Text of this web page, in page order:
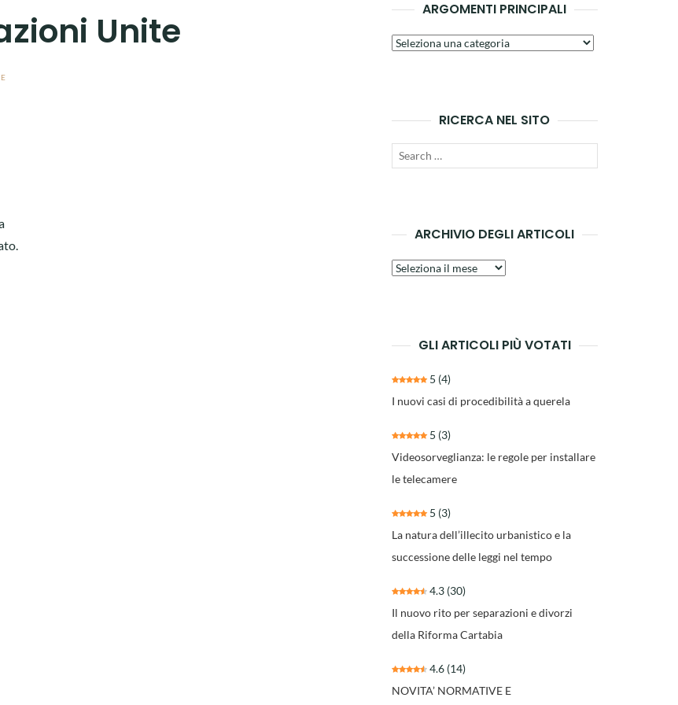
Unite ARGOMENTI PRINCIPALI
Argomenti
RICERCA NEL SITO
Search
ARCHIVIO DEGLI ARTICOLI
Archivio
GLI ARTICOLI PIÙ VOTATI
5 (4)
I nuovi casi di procedibilità a querela
5 (3)
Videosorveglianza: le regole per installare
le telecamere
5 (3)
La natura dell’illecito urbanistico e la
successione delle leggi nel tempo
4.3 (30)
Il nuovo rito per separazioni e divorzi
della Riforma Cartabia
4.6 (14)
NOVITA’ NORMATIVE E